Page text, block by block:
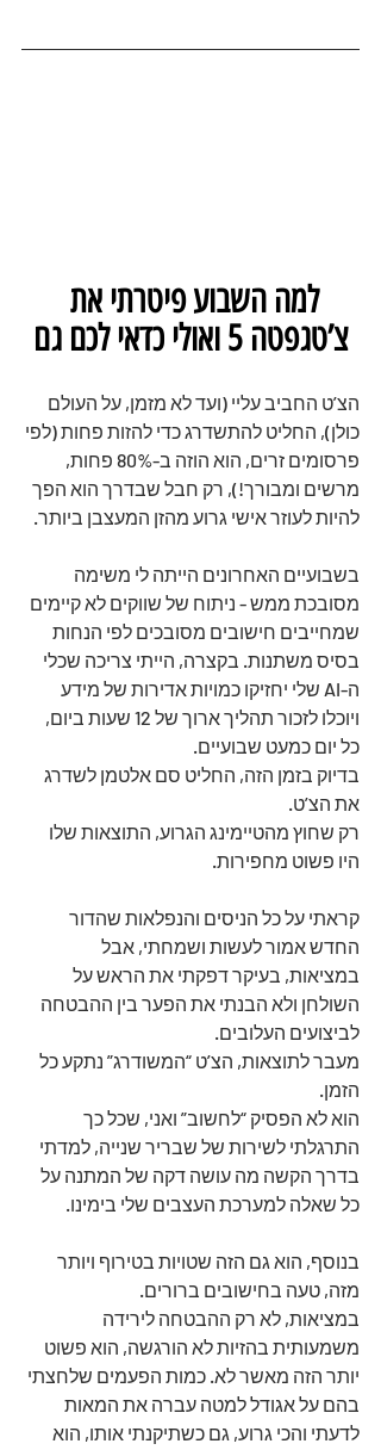
למה השבוע פיטרתי את
צ’טגפטה 5 ואולי כדאי לכם גם
הצ’ט החביב עליי (ועד לא מזמן, על העולם
כולן), החליט להתשדרג כדי להזות פחות (לפי
פרסומים זרים, הוא הוזה ב-80% פחות,
מרשים ומבורך!), רק חבל שבדרך הוא הפך
להיות לעוזר אישי גרוע מהזן המעצבן ביותר.
בשבועיים האחרונים הייתה לי משימה
מסובכת ממש - ניתוח של שווקים לא קיימים
שמחייבים חישובים מסובכים לפי הנחות
בסיס משתנות. בקצרה, הייתי צריכה שכלי
ה-AI שלי יחזיקו כמויות אדירות של מידע
ויוכלו לזכור תהליך ארוך של 12 שעות ביום,
כל יום כמעט שבועיים.
בדיוק בזמן הזה, החליט סם אלטמן לשדרג
את הצ’ט.
רק שחוץ מהטיימינג הגרוע, התוצאות שלו
היו פשוט מחפירות.
קראתי על כל הניסים והנפלאות שהדור
החדש אמור לעשות ושמחתי, אבל
במציאות, בעיקר דפקתי את הראש על
השולחן ולא הבנתי את הפער בין ההבטחה
לביצועים העלובים.
מעבר לתוצאות, הצ’ט “המשודרג” נתקע כל
הזמן.
הוא לא הפסיק “לחשוב” ואני, שכל כך
התרגלתי לשירות של שבריר שנייה, למדתי
בדרך הקשה מה עושה דקה של המתנה על
כל שאלה למערכת העצבים שלי בימינו.
בנוסף, הוא גם הזה שטויות בטירוף ויותר
מזה, טעה בחישובים ברורים.
במציאות, לא רק ההבטחה לירידה
משמעותית בהזיות לא הורגשה, הוא פשוט
יותר הזה מאשר לא. כמות הפעמים שלחצתי
בהם על אגודל למטה עברה את המאות
לדעתי והכי גרוע, גם כשתיקנתי אותו, הוא